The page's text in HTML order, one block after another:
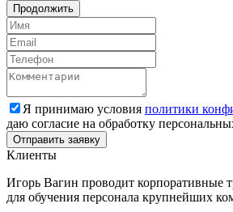
Продолжить
Я принимаю условия политики
даю согласие на обработку
Клиенты
Игорь Вагин проводит корпоративные
для обучения персонала крупнейших